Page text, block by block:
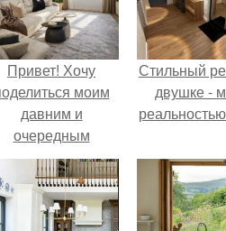
Привет! Хочу
моим
давним и
очередным
проектом.
Стильный
двушке -